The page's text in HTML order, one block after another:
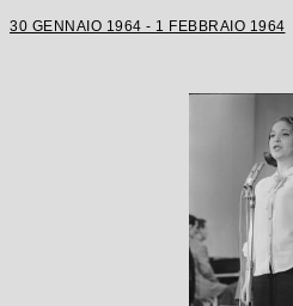
30 GENNAIO 1964 - 1 FEBBRAIO 1964